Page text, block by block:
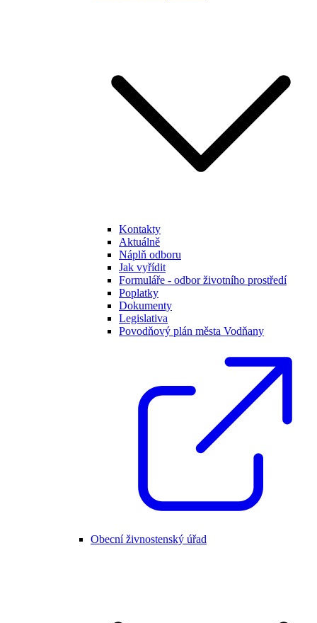
Kontakty
Aktuálně
Náplň odboru
Jak vyřídit
Formuláře - odbor životního prostředí
Poplatky
Dokumenty
Legislativa
Povodňový plán města Vodňany
Obecní živnostenský úřad